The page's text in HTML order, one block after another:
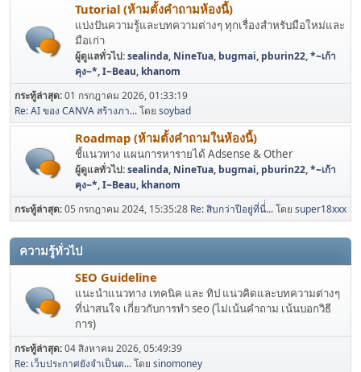
Tutorial (ห้ามตั้งคำถามห้องนี้)
แบ่งปันความรู้และบทความต่างๆ ทุกเรื่องสำหรับมือใหม่และ
มือเก่า
ผู้ดูแลทั่วไป:sealinda, NineTua, bugmai, pburin22,*~เก้า
คุง~*,I~Beau, khanom
กระทู้ล่าสุด:01 กรกฎาคม 2026, 01:33:19
Re: AI ของ CANVA สร้างภา...โดย soybad
Roadmap (ห้ามตั้งคำถามในห้องนี้)
ชี้แนวทาง แผนการหารายได้ Adsense & Other
ผู้ดูแลทั่วไป:sealinda, NineTua, bugmai, pburin22,*~เก้า
คุง~*,I~Beau, khanom
กระทู้ล่าสุด:05 กรกฎาคม 2024, 15:35:28 Re: สิบกว่าปีอยู่ที่นี่่...โดย super18xxx
ความรู้ทั่วไป
SEO Guideline
แนะนำแนวทาง เทคนิค และ ทิป แนวคิดและบทความต่างๆ
ที่น่าสนใจ เกี่ยวกับการทำ seo (ไม่เน้นคำถาม เน้นบอกวิธี
การ)
กระทู้ล่าสุด:04 สิงหาคม 2026, 05:49:39
Re: เว็บประกาศยังจำเป็นต...โดย sinomoney